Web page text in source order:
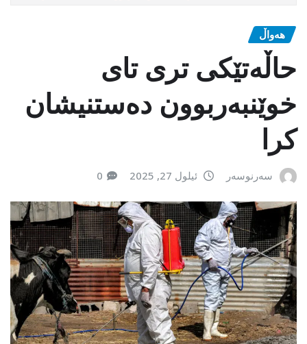
هەواڵ
حاڵەتێكی تری تای
خوێنبەربوون دەستنیشان
کرا
سەرنوسەر ئیلول 27, 2025 0